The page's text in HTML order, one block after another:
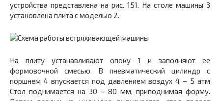
устройства представлена на рис. 151. На столе машины 3
установлена плита с моделью 2.
На плиту устанавливают опоку 1 и заполняют ее
формовочной смесью. В пневматический цилиндр с
поршнем 4 впускается под давлением воздух 4 – 5 атм
Стол поднимается на 30 – 80 мм, приподнимая форму.